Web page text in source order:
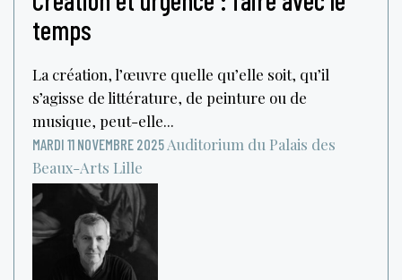
temps
La création, l’œuvre quelle qu’elle soit, qu’il
s’agisse de littérature, de peinture ou de
musique, peut-elle...
MARDI 11 NOVEMBRE 2025 Auditorium du Palais des
Beaux-Arts Lille